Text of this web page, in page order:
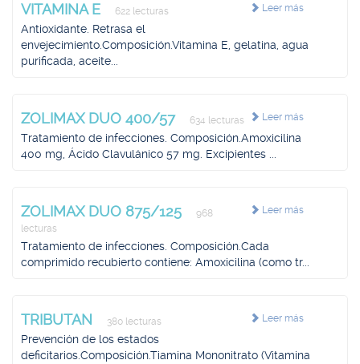
Leer más
VITAMINA E 622 lecturas
Antioxidante. Retrasa el
envejecimiento.Composición.Vitamina E, gelatina, agua
purificada, aceite...
Leer más
ZOLIMAX DUO 400/57 634 lecturas
Tratamiento de infecciones. Composición.Amoxicilina
400 mg, Ácido Clavulánico 57 mg. Excipientes ...
Leer más
ZOLIMAX DUO 875/125
968
lecturas
Tratamiento de infecciones. Composición.Cada
comprimido recubierto contiene: Amoxicilina (como tr...
Leer más
TRIBUTAN 380 lecturas
Prevención de los estados
deficitarios.Composición.Tiamina Mononitrato (Vitamina